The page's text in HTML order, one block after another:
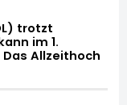
trotzt
im 1.
Das Allzeithoch